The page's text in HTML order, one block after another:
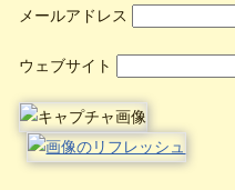
メールアドレス
ウェブサイト